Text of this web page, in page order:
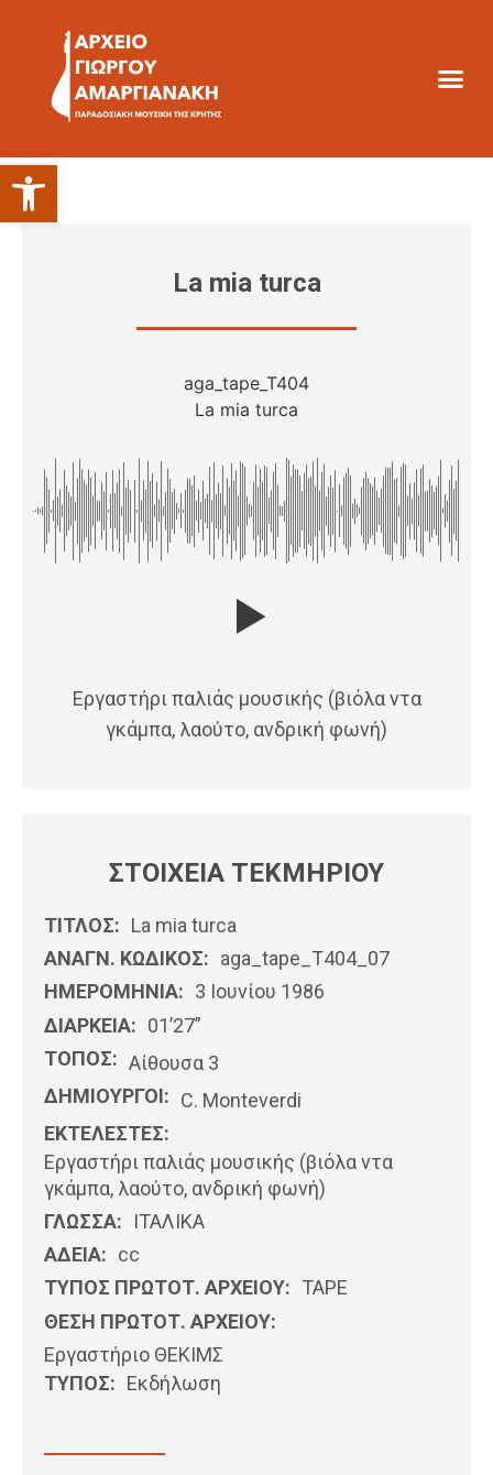
Ανοίξτε τη γραμμή εργαλείων
La mia turca
aga_tape_T404
La mia turca
Εργαστήρι παλιάς μουσικής (βιόλα ντα
γκάμπα, λαούτο, ανδρική φωνή)
ΣΤΟΙΧΕΙΑ ΤΕΚΜΗΡΙΟΥ
ΤΙΤΛΟΣ: La mia turca
ΑΝΑΓΝ. ΚΩΔΙΚΟΣ: aga_tape_T404_07
ΗΜΕΡΟΜΗΝΊΑ: 3 Ιουνίου 1986
ΔΙΑΡΚΕΙΑ: 01’27”
ΤΟΠΟΣ: Αίθουσα 3
ΔΗΜΙΟΥΡΓΟΙ: C. Monteverdi
ΕΚΤΕΛΕΣΤΕΣ:
Εργαστήρι παλιάς μουσικής (βιόλα ντα
γκάμπα, λαούτο, ανδρική φωνή)
ΓΛΩΣΣΑ:
ΙΤΑΛΙΚΆ
ΑΔΕΙΑ: cc
ΤΥΠΟΣ ΠΡΩΤΟΤ. ΑΡΧΕΙΟΥ: ΤΑΡΕ
ΘΕΣΗ ΠΡΩΤΟΤ. ΑΡΧΕΙΟΥ:
Εργαστήριο ΘΕΚΙΜΣ
ΤΥΠΟΣ: Εκδήλωση